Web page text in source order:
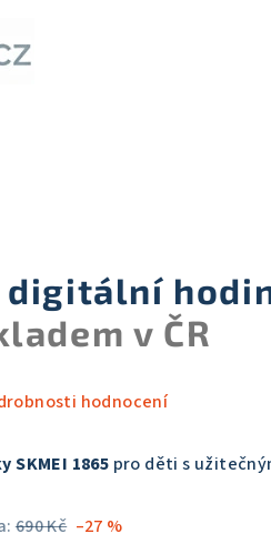
digitální
v ČR
hodnocení
SKMEI 1865 pro děti s
690 Kč –27 %